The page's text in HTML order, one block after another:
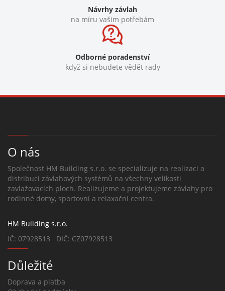
Návrhy závlah
na míru vašim potřebám
Odborné poradenství
když si nebudete vědět rady
O nás
Společnost HM Building s.r.o. se specializuje na realizaci a
distribuci závlahových systémů na všechny velikosti
zavlažovacích ploch. Realizujeme a projektujeme závlahy pro
rodinné domy, sportovní a relaxační centra.
HM Building s.r.o.
IČ: 07928513 DIČ: CZ07928513
Důležité
Doprava a platba